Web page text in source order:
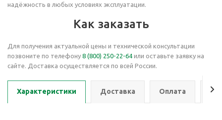
надёжность в любых условиях эксплуатации.
Как заказать
Для получения актуальной цены и технической консультации
позвоните по телефону 8 (800) 250-22-64 или оставьте заявку на
сайте. Доставка осуществляется по всей России.
Характеристики Доставка Оплата